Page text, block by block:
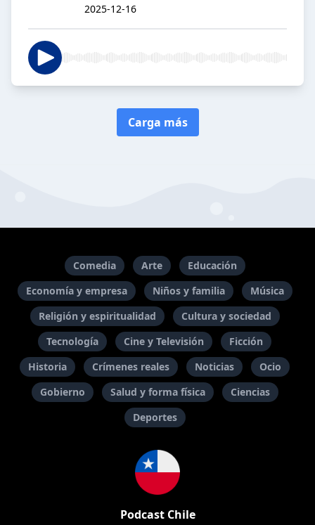
2025-12-16
Carga más
Comedia Arte
Educación
Economía y empresa
Niños y familia
Música
Religión y espiritualidad
Cultura y sociedad
Tecnología
Cine y Televisión
Ficción
Historia
Crímenes reales Noticias
Ocio
Gobierno
Salud y forma física
Ciencias
Deportes
Podcast Chile